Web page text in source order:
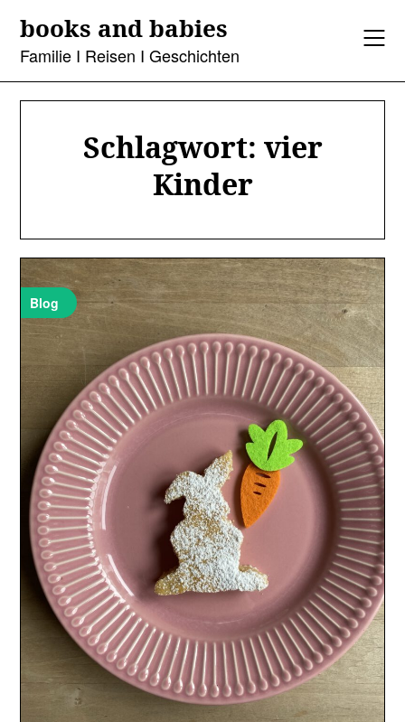
content
books and babies
Familie I Reisen I Geschichten
Schlagwort: vier
Kinder
Blog